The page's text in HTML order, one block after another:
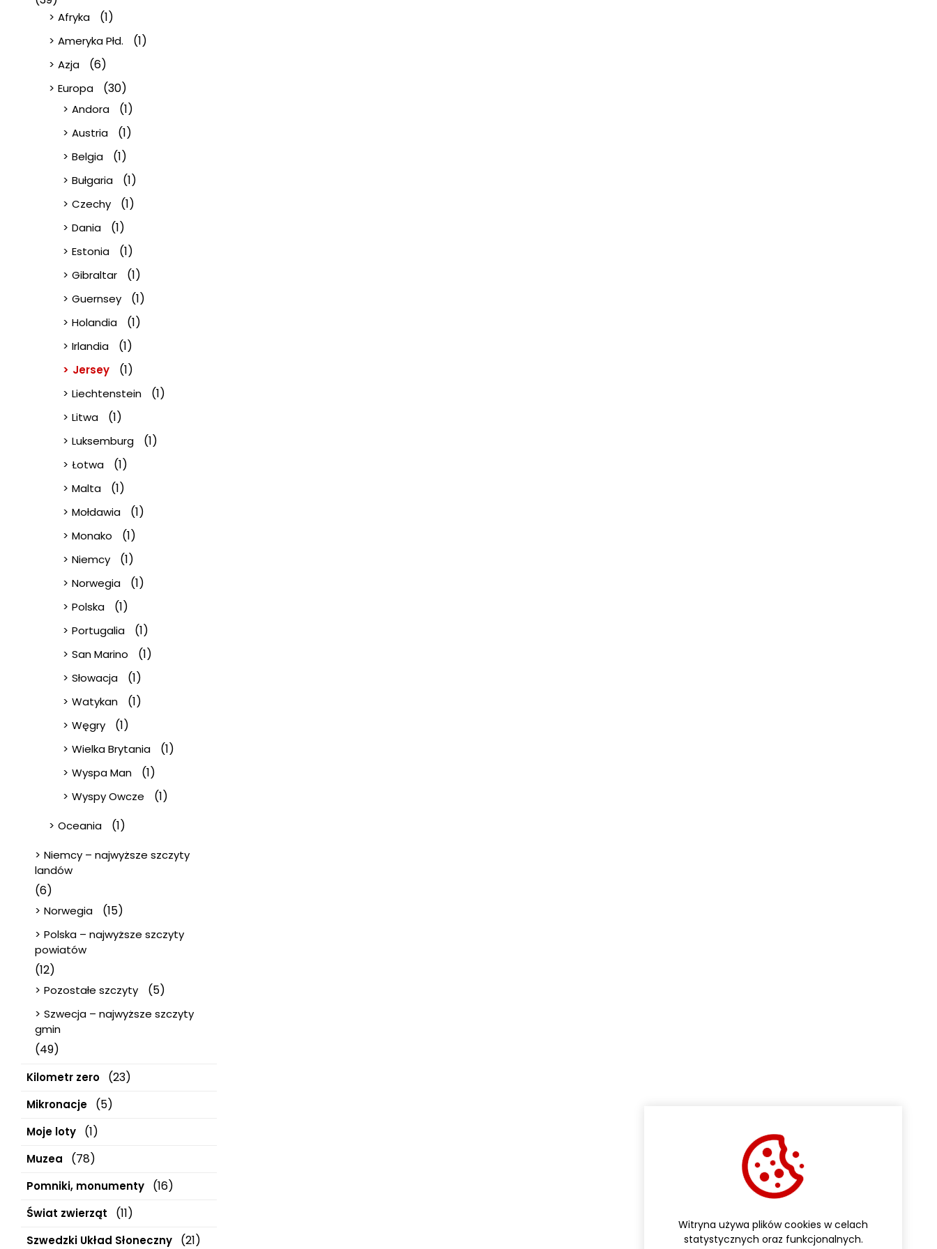
Afryka (1)
Ameryka Płd. (1)
Azja (6)
Europa (30)
Andora (1)
Austria (1)
Belgia (1)
Bułgaria (1)
Czechy (1)
Dania (1)
Estonia (1)
Gibraltar (1)
Guernsey (1)
Holandia (1)
Irlandia (1)
Jersey (1)
Liechtenstein (1)
Litwa (1)
Luksemburg (1)
Łotwa (1)
Malta (1)
Mołdawia (1)
Monako (1)
Niemcy (1)
Norwegia (1)
Polska (1)
Portugalia (1)
San Marino (1)
Słowacja (1)
Watykan (1)
Węgry (1)
Wielka Brytania (1)
Wyspa Man (1)
Wyspy Owcze (1)
Oceania (1)
Niemcy – najwyższe szczyty
landów
(6)
Norwegia (15)
Polska – najwyższe szczyty
powiatów
(12)
Pozostałe szczyty (5)
Szwecja – najwyższe szczyty
gmin
(49)
Kilometr zero (23)
Mikronacje (5)
Moje loty (1)
Muzea (78)
Pomniki, monumenty (16)
Świat zwierząt (11)
Szwedzki Układ Słoneczny (21)
Witryna używa plików cookies w celach
statystycznych oraz funkcjonalnych.